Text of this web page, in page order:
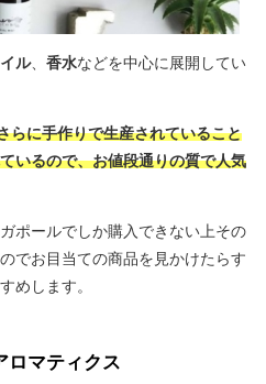
ル、 香水などを中心に展開してい
らに手作りで生産されていること
いるので、お値段通りの質で人気
ポールでしか購入できない上その
でお目当ての商品を見かけたらす
めします。
ロマティクス